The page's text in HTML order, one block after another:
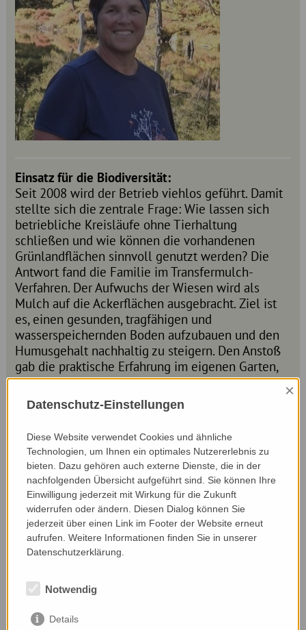
Einsatz für die Biodiversität:
Seit 2008 wird der Betrieb viehlos geführt. Damit
stellte sich die zentrale Frage: Wie lassen sich
betriebliche Kreisläufe ohne Tierhaltung
schließen und wie können die vorhandenen
Grünlandflächen sinnvoll genutzt werden? Die
Antwort fand die Familie im Transfermulch-
Verfahren. Der Aufwuchs der Wiesen wird als
Mulch auf die Ackerflächen ausgebracht. Ziel ist
es, einen gesunden, tragfähigen und
wasserspeichernden Boden aufzubauen und den
Humusgehalt nachhaltig zu steigern. Den Anstoß
gab die praktische Erfahrung im eigenen Garten,
wo regelmäßiges Mulchen die Bodenstruktur
deutlich verbesserte. In Zusammenarbeit mit der
Bio Forschung Österreich wurde schließlich auch
ist das Verfahren fixer Bestandteil der
Bewirtschaftungsweise.
Am Acker setzt die Familie zudem auf eine
vielfältige Fruchtfolge: Nach drei Jahren Luzerne
und Klee folgen Triticale, Hanf, Ackerbohnen,
Wintergerste und schließlich Sonnenblume.
Zwischenfrüchte sichern zusätzlich die
und maximal zweimal jährlich gemäht,
abgestimmt auf Naturschutzauflagen und den
Erhalt wertvoller Lebensräume für
Schmetterlinge, Insekten und Vögel.
Datenschutz-Einstellungen
×
Diese Website verwendet Cookies und ähnliche
Technologien, um Ihnen ein optimales Nutzererlebnis zu
bieten. Dazu gehören auch externe Dienste, die in der
nachfolgenden Übersicht aufgeführt sind. Sie können Ihre
Einwilligung jederzeit mit Wirkung für die Zukunft
widerrufen oder ändern. Diesen Dialog können Sie
jederzeit über einen Link im Footer der Website erneut
aufrufen. Weitere Informationen finden Sie in unserer
Datenschutzerklärung.
Notwendig
Details